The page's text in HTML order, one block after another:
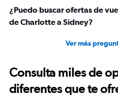
¿Puedo buscar ofertas de
de Charlotte a Sídney?
Ver más
Consulta miles de
diferentes que te